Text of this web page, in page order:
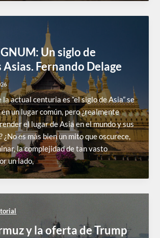
Un siglo de
Fernando Delage
la actual centuria es “el siglo de Asia” se
un lugar común, pero ¿realmente
el lugar de Asia en el mundo y sus
¿No es más bien un mito que oscurece,
la complejidad de tan vasto
un lado,
y la oferta de Trump